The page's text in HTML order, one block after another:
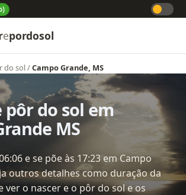
epordosol
do sol/Campo Grande, MS
pôr do sol em
MS
e se põe às 17:23 em Campo
outros detalhes como duração da
ver o nascer e o pôr do sol e os